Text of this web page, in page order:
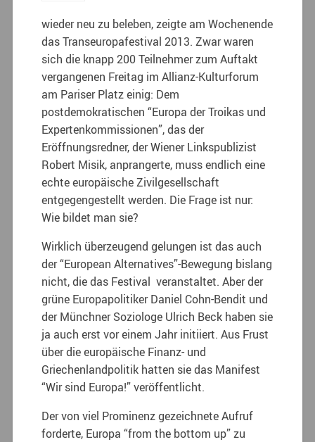
wieder neu zu beleben, zeigte am Wochenende
das Transeuropafestival 2013. Zwar waren
sich die knapp 200 Teilnehmer zum Auftakt
vergangenen Freitag im Allianz-Kulturforum
am Pariser Platz einig: Dem
postdemokratischen “Europa der Troikas und
Expertenkommissionen”, das der
Eröffnungsredner, der Wiener Linkspublizist
Robert Misik, anprangerte, muss endlich eine
echte europäische Zivilgesellschaft
entgegengestellt werden. Die Frage ist nur:
Wie bildet man sie?
Wirklich überzeugend gelungen ist das auch
der “European Alternatives”-Bewegung bislang
nicht, die das Festival veranstaltet. Aber der
grüne Europapolitiker Daniel Cohn-Bendit und
der Münchner Soziologe Ulrich Beck haben sie
ja auch erst vor einem Jahr initiiert. Aus Frust
über die europäische Finanz- und
Griechenlandpolitik hatten sie das Manifest
“Wir sind Europa!” veröffentlicht.
Der von viel Prominenz gezeichnete Aufruf
forderte, Europa “from the bottom up” zu